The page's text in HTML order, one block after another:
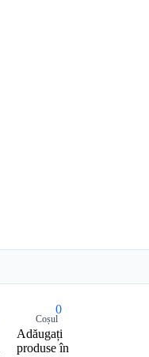
0
Adăugați
produse în